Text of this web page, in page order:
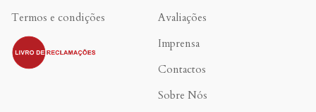
Termos e condições
.
Avaliações
Imprensa
Contactos
Sobre Nós